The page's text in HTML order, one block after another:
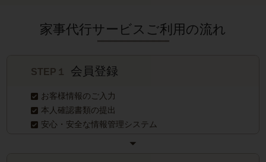
家事代行サービスご利用の流れ
STEP１ 会員登録
お客様情報のご入力
本人確認書類の提出
安心・安全な情報管理システム